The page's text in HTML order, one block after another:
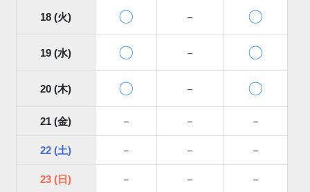
18 (火) 〇 － 〇
19 (水) 〇 － 〇
20 (木) 〇 － 〇
21 (金) － － －
22 (土) － － －
23 (日) － － －